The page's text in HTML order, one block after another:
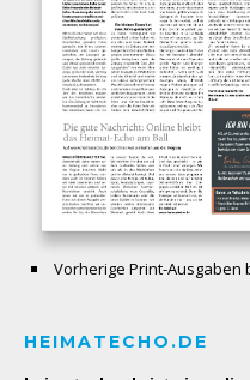
Vorherige Print-Ausgaben
HEIMATECHO.DE